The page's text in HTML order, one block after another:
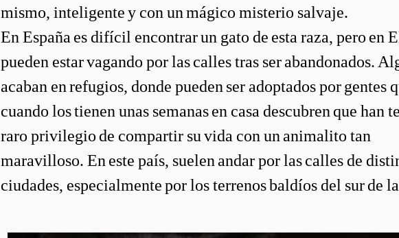
mismo, inteligente y con un mágico misterio salvaje.
En España es difícil encontrar un gato de esta raza, pero en
pueden estar vagando por las calles tras ser abandonados.
acaban en refugios, donde pueden ser adoptados por gentes
cuando los tienen unas semanas en casa descubren que han
raro privilegio de compartir su vida con un animalito tan
maravilloso. En este país, suelen andar por las calles de
ciudades, especialmente por los terrenos baldíos del sur de